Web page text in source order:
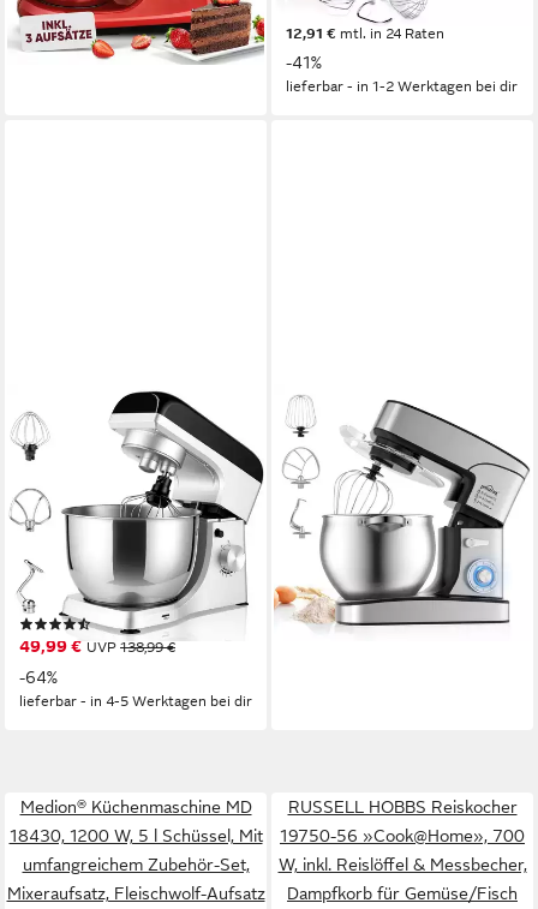
259,90 € UVP439,00 €
12,91 € mtl. in 24 Raten
-41%
lieferbar - in 1-2 Werktagen bei dir
OYAJIA
Küchenmaschine SM-1521X
Küchenmaschine, 5,5 l
Edelstahl Schüssel, Safe-Use-
Sicherheitssystem,
Metallgehäuse, inkl. 3-Teiligem
Patisserie-Set und
Spritzschutz
1000 W
5,5 l
Kapazität
8
Leistungsstufen
(2)
49,99 € UVP 138,99 €
-64%
lieferbar - in 4-5 Werktagen bei dir
HOMELUX
Küchenmaschine SC-667
2500 W Leistung
12 l
Kapazität
6 Leistungsstufen
149,99 €
209,99 €
13,70 €
mtl. in 12 Raten
-29%
lieferbar - in 4-5 Werktagen bei dir
Medion® Küchenmaschine MD
18430, 1200 W, 5 l Schüssel, Mit
umfangreichem Zubehör-Set,
Mixeraufsatz, Fleischwolf-Aufsatz
RUSSELL HOBBS Reiskocher
19750-56 »Cook@Home», 700
W, inkl. Reislöffel & Messbecher,
Dampfkorb für Gemüse/Fisch